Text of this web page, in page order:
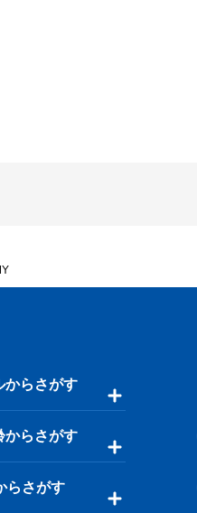
からさがす
からさがす
らさがす